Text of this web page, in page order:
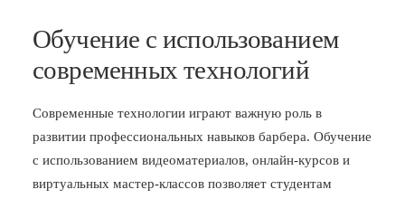
Обучение с использованием
современных технологий
Современные технологии играют важную роль в
развитии профессиональных навыков барбера. Обучение
с использованием видеоматериалов, онлайн-курсов и
виртуальных мастер-классов позволяет студентам